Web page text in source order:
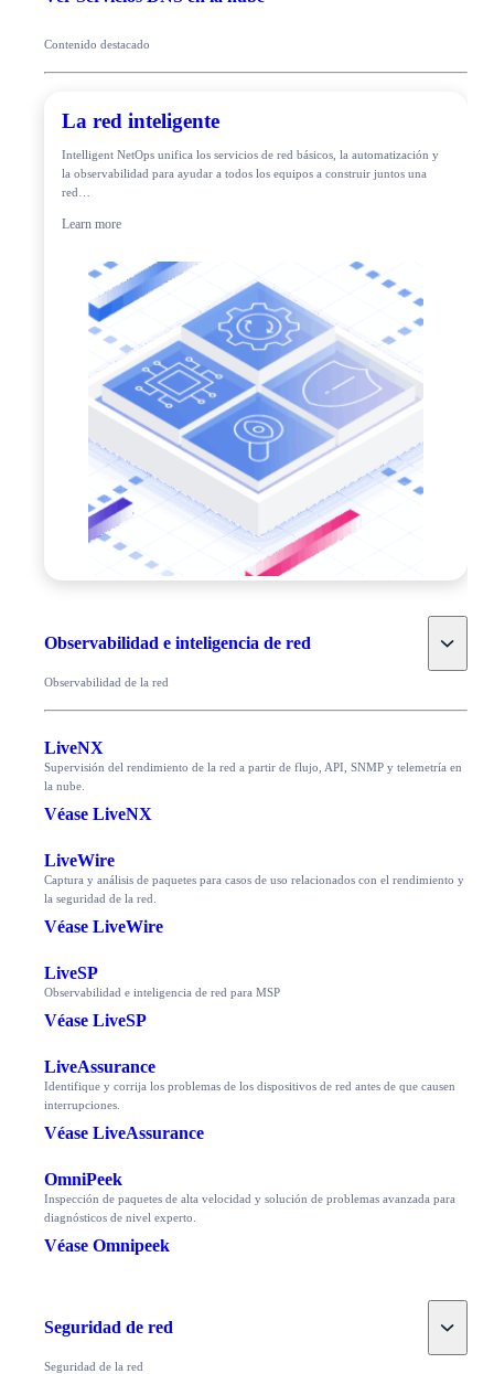
Contenido destacado
La red inteligente
Intelligent NetOps unifica los servicios de red básicos, la automatización y
la observabilidad para ayudar a todos los equipos a construir juntos una
red…
Learn more
Observabilidad e inteligencia de red Toggle
Observabilidad de la red
LiveNX
Supervisión del rendimiento de la red a partir de flujo, API, SNMP y telemetría en
la nube.
Véase LiveNX
LiveWire
Captura y análisis de paquetes para casos de uso relacionados con el rendimiento y
la seguridad de la red.
Véase LiveWire
LiveSP
Observabilidad e inteligencia de red para MSP
Véase LiveSP
LiveAssurance
Identifique y corrija los problemas de los dispositivos de red antes de que causen
interrupciones.
Véase LiveAssurance
OmniPeek
Inspección de paquetes de alta velocidad y solución de problemas avanzada para
diagnósticos de nivel experto.
Véase Omnipeek
Seguridad de red Toggle
Seguridad de la red